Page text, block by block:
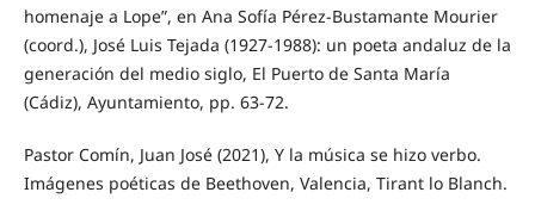
homenaje a Lope”, en Ana Sofía Pérez-Bustamante Mourier
(coord.), José Luis Tejada (1927-1988): un poeta andaluz de la
generación del medio siglo, El Puerto de Santa María
(Cádiz), Ayuntamiento, pp. 63-72.
Pastor Comín, Juan José (2021), Y la música se hizo verbo.
Imágenes poéticas de Beethoven, Valencia, Tirant lo Blanch.